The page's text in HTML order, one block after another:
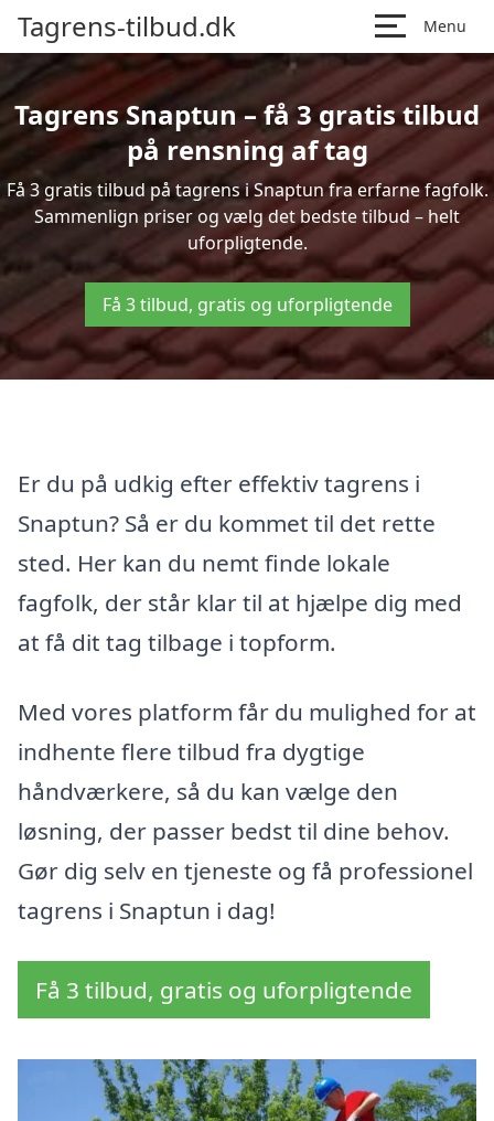
Tagrens-tilbud.dk Menu
Tagrens Snaptun – få 3 gratis tilbud
på rensning af tag
Få 3 gratis tilbud på tagrens i Snaptun fra erfarne fagfolk.
Sammenlign priser og vælg det bedste tilbud – helt
uforpligtende.
Få 3 tilbud, gratis og uforpligtende
Er du på udkig efter effektiv tagrens i
Snaptun? Så er du kommet til det rette
sted. Her kan du nemt finde lokale
fagfolk, der står klar til at hjælpe dig med
at få dit tag tilbage i topform.
Med vores platform får du mulighed for at
indhente flere tilbud fra dygtige
håndværkere, så du kan vælge den
løsning, der passer bedst til dine behov.
Gør dig selv en tjeneste og få professionel
tagrens i Snaptun i dag!
Få 3 tilbud, gratis og uforpligtende